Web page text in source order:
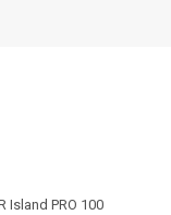
Island PRO 100